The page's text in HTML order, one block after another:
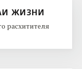
ЖИЗНИ
расхитителя